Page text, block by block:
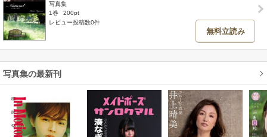
写真集
1巻
200pt
レビュー投稿数0件
無料立読み
写真集の最新刊